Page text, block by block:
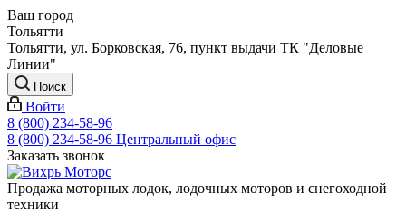
Ваш город
Тольятти
Тольятти, ул. Борковская, 76, пункт выдачи ТК "Деловые
Линии"
Поиск
Войти
8 (800) 234-58-96
8 (800) 234-58-96 Центральный офис
Заказать звонок
Продажа моторных лодок, лодочных моторов и снегоходной
техники